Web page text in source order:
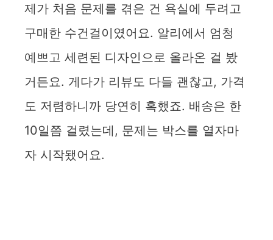
제가 처음 문제를 겪은 건 욕실에 두려고
구매한 수건걸이였어요. 알리에서 엄청
예쁘고 세련된 디자인으로 올라온 걸 봤
거든요. 게다가 리뷰도 다들 괜찮고, 가격
도 저렴하니까 당연히 혹했죠. 배송은 한
10일쯤 걸렸는데, 문제는 박스를 열자마
자 시작됐어요.